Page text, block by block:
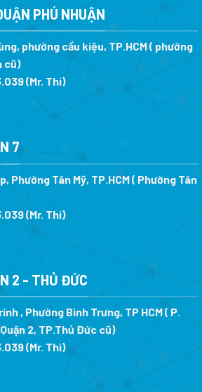
5.310.000 ₫.
PHÚ NHUẬN
phường cầu kiệu, TP.HCM ( phường
cũ)
(Mr. Thi)
7
Phường Tân Mỹ, TP.HCM ( Phường Tân
(Mr. Thi)
2 - THỦ ĐỨC
, Phường Bình Trưng, TP HCM ( P.
2, TP.Thủ Đức cũ)
(Mr. Thi)